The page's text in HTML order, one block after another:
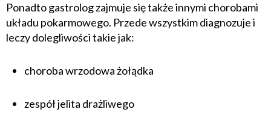
Ponadto gastrolog zajmuje się także innymi chorobami
układu pokarmowego. Przede wszystkim diagnozuje i
leczy dolegliwości takie jak:
choroba wrzodowa żołądka
zespół jelita drażliwego